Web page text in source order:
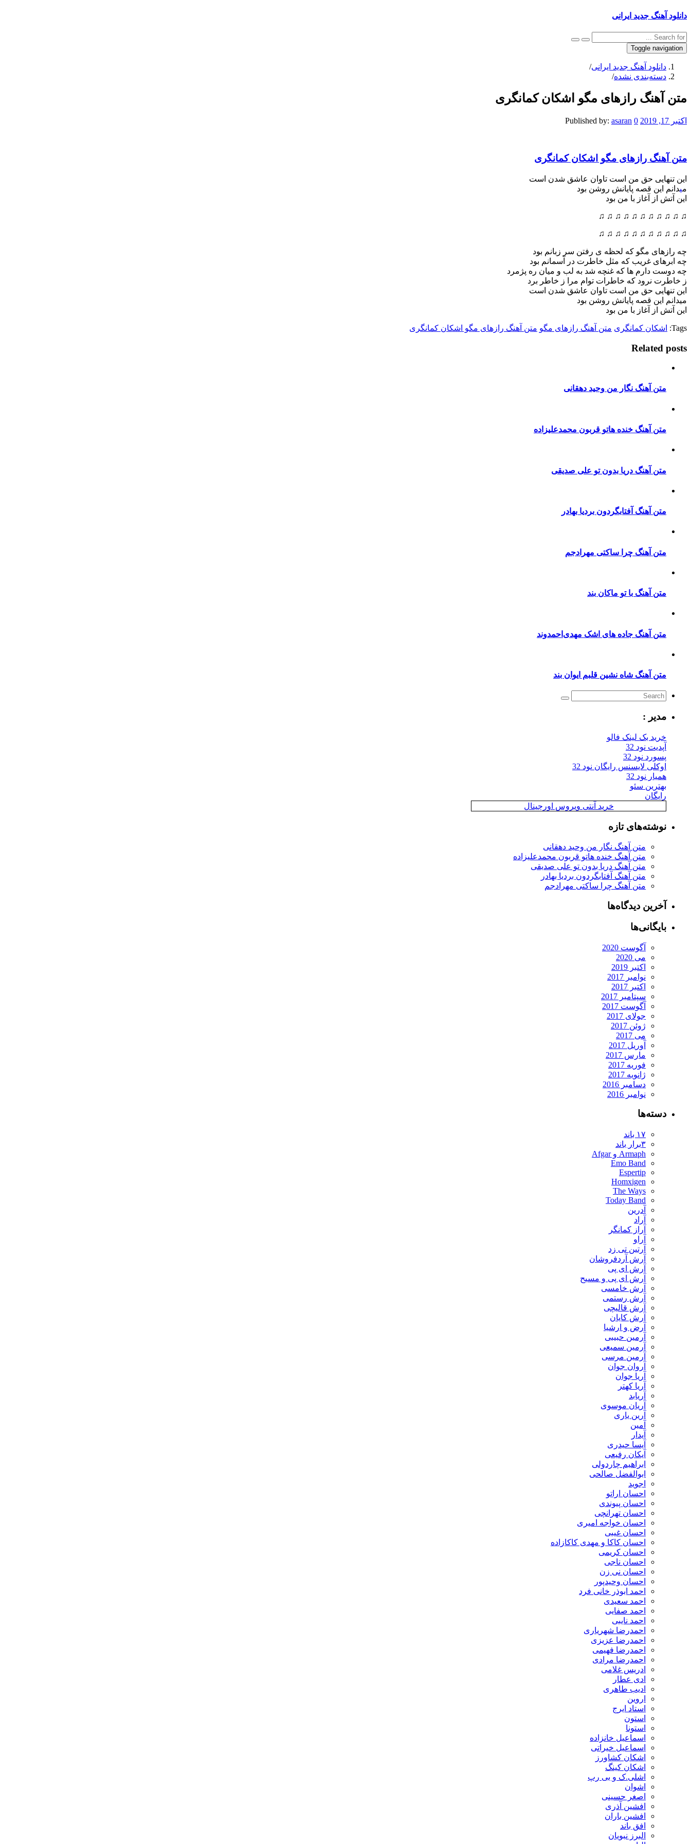
دانلود آهنگ جدید ایرانی
Toggle navigation
دانلود آهنگ جدید ایرانی/
دسته‌بندی نشده/
متن آهنگ رازهای مگو اشکان کمانگری
اکتبر 17, 2019 Published by: asaran 0
متن آهنگ رازهای مگو اشکان کمانگری
این تنهایی حق من است تاوان عاشق شدن است
میدانم این قصه پایانش روشن بود
این آتش از آغاز با من بود
♫ ♫ ♫ ♫ ♫ ♫ ♫ ♫ ♫ ♫ ♫
♫ ♫ ♫ ♫ ♫ ♫ ♫ ♫ ♫ ♫ ♫
چه رازهای مگو که لحظه ی رفتن سر زبانم بود
چه ابرهای غریب که مثل خاطرت در آسمانم بود
چه دوست دارم ها که غنچه شد به لب و میان ره پژمرد
ز خاطرت نرود که خاطرات توام مرا ز خاطر برد
این تنهایی حق من است تاوان عاشق شدن است
میدانم این قصه پایانش روشن بود
این آتش از آغاز با من بود
Tags: اشکان کمانگری متن آهنگ رازهای مگو متن آهنگ رازهای مگو اشکان کمانگری
Related posts
متن آهنگ نگار من وحید دهقانی
متن آهنگ خنده هاتو قربون محمدعلیزاده
متن آهنگ دریا بدون تو علی صدیقی
متن آهنگ آفتابگردون بردیا بهادر
متن آهنگ چرا ساکتی مهرادجم
متن آهنگ با تو ماکان بند
متن آهنگ جاده های اشک مهدی‌احمدوند
متن آهنگ شاه نشین قلبم ایوان بند
مدیر :
خرید بک لینک فالو
آپدیت نود 32
پسورد نود 32
اوکلی لایسنس رایگان نود 32
همیار نود 32
بهترین سئو
رایگان
خرید آنتی ویروس اورجینال
نوشته‌های تازه
متن آهنگ نگار من وحید دهقانی
متن آهنگ خنده هاتو قربون محمدعلیزاده
متن آهنگ دریا بدون تو علی صدیقی
متن آهنگ آفتابگردون بردیا بهادر
متن آهنگ چرا ساکتی مهرادجم
آخرین دیدگاه‌ها
بایگانی‌ها
آگوست 2020
می 2020
اکتبر 2019
نوامبر 2017
اکتبر 2017
سپتامبر 2017
آگوست 2017
جولای 2017
ژوئن 2017
می 2017
آوریل 2017
مارس 2017
فوریه 2017
ژانویه 2017
دسامبر 2016
نوامبر 2016
دسته‌ها
۱۷ باند
۳برار باند
Armaph و Afgar
Emo Band
Espertip
Homxigen
The Ways
Today Band
آدرین
آراد
آراز کمانگر
آراو
آرتین تی زد
آرش آردفروشان
آرش ای پی
آرش ای پی و مسیح
آرش خامسی
آرش رستمی
آرش قالیچی
آرش کایان
​آرض و ارشیا
آرمین حبیبی
آرمین سمیعی
آرمین مرسی
آروان جوان
آریا جوان
آریا کهتر
آریابد
آریان موسوی
آرین یاری
آمین
آیدار
آیسا حیدری
آیکان رفیعی
ابراهیم چاردولی
ابوالفضل صالحی
اجوید
احسان اراتو
احسان پیوندی
احسان تهرانچی
احسان خواجه امیری
احسان غیبی
احسان کاکا و مهدی کاکازاده
احسان کریمی
احسان ناجی
احسان نی زن
احسان وحیدپور
احمد ابوذر خانی فرد
احمد سعیدی
احمد صفایی
احمد نایبی
احمدرضا شهریاری
احمدرضا عزیزی
احمدرضا فهیمی
احمدرضا مرادی
ادریس غلامی
ادی عطار
ادیب طاهری
اروین
استاد ایرج
استون
استونا
اسماعیل خانزاده
اسماعیل خیراتی
اشکان کشاورز
اشکان کینگ
اشلی.ک و بی رپ
اشوان
اصغر حسینی
افشین آذری
افشین باران
افق باند
البرز نبویان